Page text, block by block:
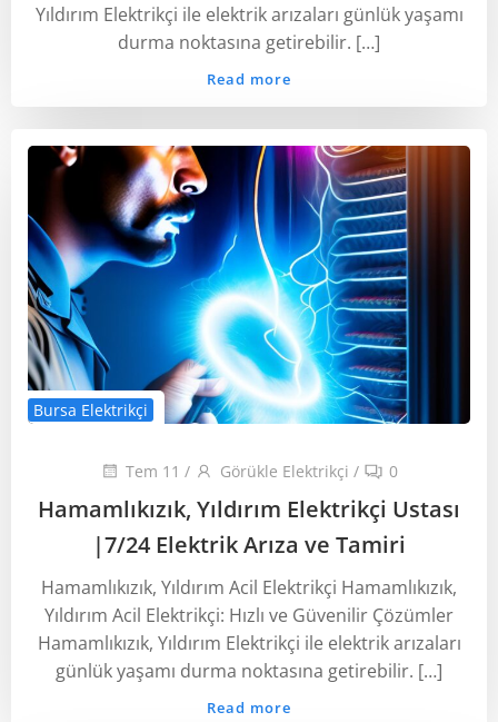
Yıldırım Elektrikçi ile elektrik arızaları günlük yaşamı
durma noktasına getirebilir. […]
Read more
Bursa Elektrikçi
Tem 11 / Görükle Elektrikçi / 0
Hamamlıkızık, Yıldırım Elektrikçi Ustası
‎|7/24 Elektrik Arıza ve Tamiri
Hamamlıkızık, Yıldırım Acil Elektrikçi Hamamlıkızık,
Yıldırım Acil Elektrikçi: Hızlı ve Güvenilir Çözümler
Hamamlıkızık, Yıldırım Elektrikçi ile elektrik arızaları
günlük yaşamı durma noktasına getirebilir. […]
Read more